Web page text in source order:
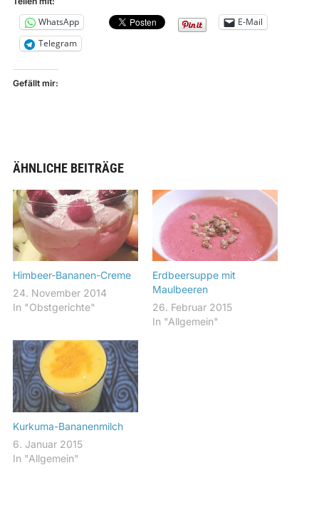
WhatsApp
E-Mail
Telegram
Gefällt mir:
ÄHNLICHE BEITRÄGE
Himbeer-Bananen-Creme
24. November 2014
In "Obstgerichte"
Erdbeersuppe mit
Maulbeeren
26. Februar 2015
In "Allgemein"
Kurkuma-Bananenmilch
6. Januar 2015
In "Allgemein"